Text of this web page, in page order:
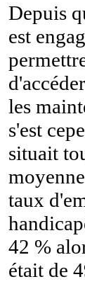
Depuis
est
les
s'est
situait
taux
42 %
était de